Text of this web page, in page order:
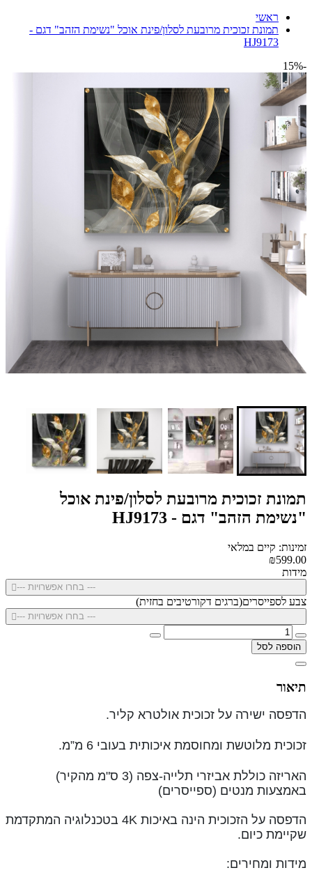
ראשי
תמונת זכוכית מרובעת לסלון/פינת אוכל "נשימת הזהב" דגם -
HJ9173
-15%
תמונת זכוכית מרובעת לסלון/פינת אוכל
"נשימת הזהב" דגם - HJ9173
זמינות: קיים במלאי
₪599.00
מידות
--- בחרו אפשרויות ---
צבע לספייסרים(ברגים דקורטיבים בחזית)
--- בחרו אפשרויות ---
הוספה לסל
תיאור
הדפסה ישירה על זכוכית אולטרא קליר.
זכוכית מלוטשת ומחוסמת איכותית בעובי 6 מ”מ.
האריזה כוללת אביזרי תלייה-צפה (3 ס"מ מהקיר)
באמצעות מנטים (ספייסרים)
הדפסה על הזכוכית הינה באיכות 4K בטכנלוגיה המתקדמת
שקיימת כיום.
מידות ומחירים: